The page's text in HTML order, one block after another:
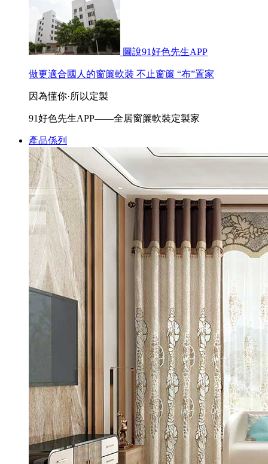
圖說91好色先生APP
做更適合國人的窗簾軟裝 不止窗簾 “布”置家
因為懂你·所以定製
91好色先生APP——全居窗簾軟裝定製家
產品係列